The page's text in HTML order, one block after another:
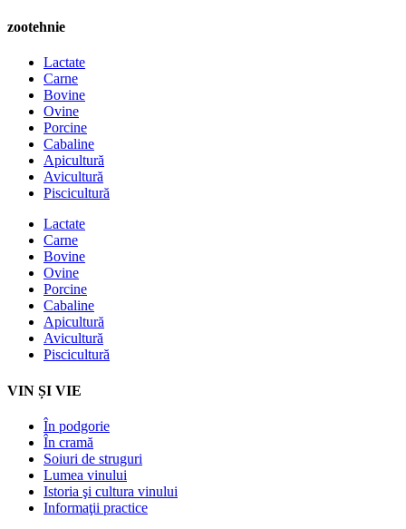
zootehnie
Lactate
Carne
Bovine
Ovine
Porcine
Cabaline
Apicultură
Avicultură
Piscicultură
Lactate
Carne
Bovine
Ovine
Porcine
Cabaline
Apicultură
Avicultură
Piscicultură
VIN ȘI VIE
În podgorie
În cramă
Soiuri de struguri
Lumea vinului
Istoria şi cultura vinului
Informaţii practice